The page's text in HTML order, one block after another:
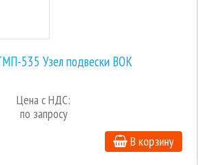
535 Узел подвески ВОК
Цена с НДС:
по запросу
В корзину